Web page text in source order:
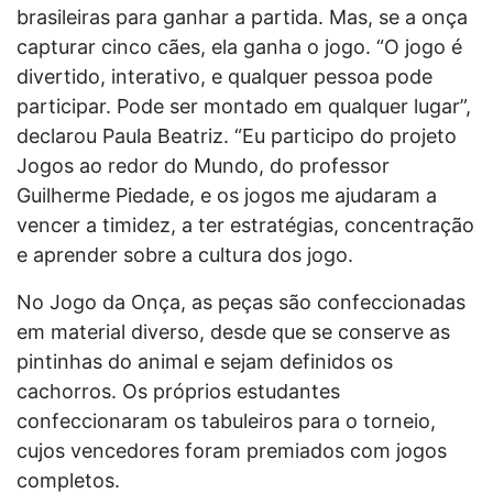
brasileiras para ganhar a partida. Mas, se a onça
capturar cinco cães, ela ganha o jogo. “O jogo é
divertido, interativo, e qualquer pessoa pode
participar. Pode ser montado em qualquer lugar”,
declarou Paula Beatriz. “Eu participo do projeto
Jogos ao redor do Mundo, do professor
Guilherme Piedade, e os jogos me ajudaram a
vencer a timidez, a ter estratégias, concentração
e aprender sobre a cultura dos jogo.
No Jogo da Onça, as peças são confeccionadas
em material diverso, desde que se conserve as
pintinhas do animal e sejam definidos os
cachorros. Os próprios estudantes
confeccionaram os tabuleiros para o torneio,
cujos vencedores foram premiados com jogos
completos.